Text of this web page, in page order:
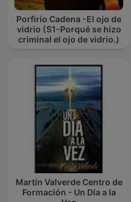
Porfirio Cadena -El ojo de
vidrio (S1-Porqué se hizo
criminal el ojo de vidrio.)
Martín Valverde Centro de
Formación - Un Día a la